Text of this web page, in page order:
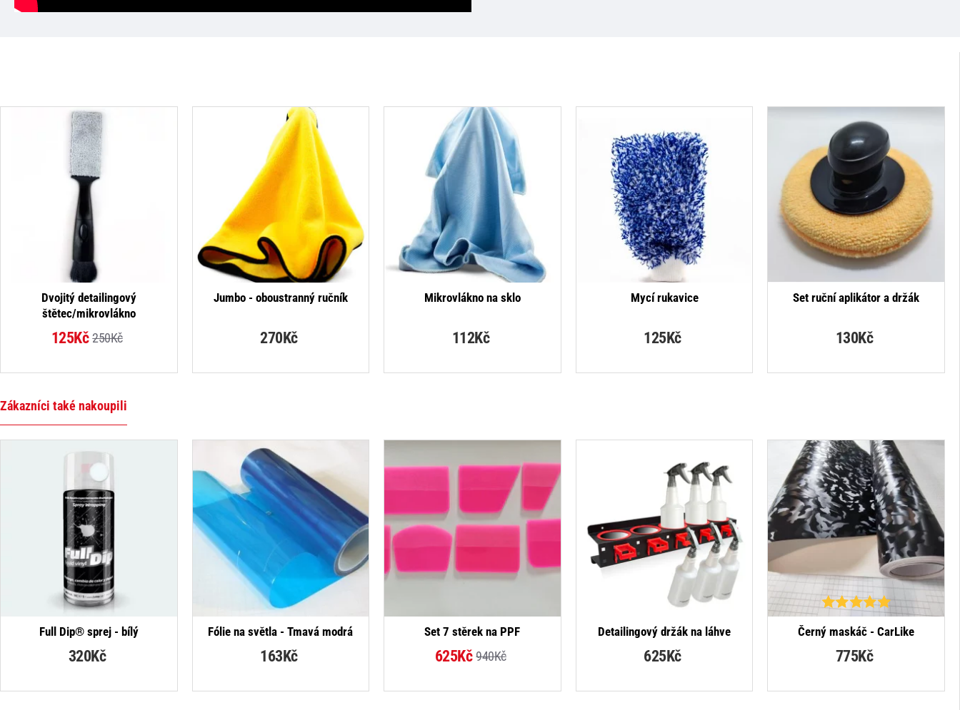
Dvojitý detailingový
štětec/mikrovlákno
125Kč 250Kč
Jumbo - oboustranný ručník
270Kč
Mikrovlákno na sklo
112Kč
Mycí rukavice
125Kč
Set ruční aplikátor a držák
130Kč
Zákazníci také nakoupili
Full Dip® sprej - bílý
320Kč
NEJPRODÁVANĚJŠÍ
Fólie na světla - Tmavá modrá
163Kč
NOVINKA
Set 7 stěrek na PPF
625Kč 940Kč
NOVINKA
Detailingový držák na láhve
625Kč
Černý maskáč - CarLike
775Kč